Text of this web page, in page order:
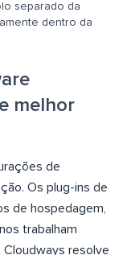
separado da
dentro da
melhor
de
Os plug-ins de
de hospedagem,
trabalham
resolve